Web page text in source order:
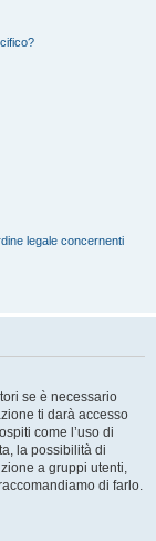
legale concernenti
se è necessario
ti darà accesso
come l’uso di
la possibilità di
a gruppi utenti,
di farlo.